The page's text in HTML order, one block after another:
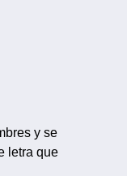
y se
letra que